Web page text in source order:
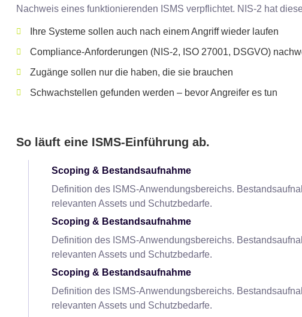
Nachweis eines funktionierenden ISMS verpflichtet. NIS-2 hat
Ihre Systeme sollen auch nach einem Angriff wieder laufen
Compliance-Anforderungen (NIS-2, ISO 27001, DSGVO)
Zugänge sollen nur die haben, die sie brauchen
Schwachstellen gefunden werden – bevor Angreifer es tun
So läuft eine ISMS-Einführung ab.
Scoping & Bestandsaufnahme
Definition des ISMS-Anwendungsbereichs.
relevanten Assets und Schutzbedarfe.
Scoping & Bestandsaufnahme
Definition des ISMS-Anwendungsbereichs.
relevanten Assets und Schutzbedarfe.
Scoping & Bestandsaufnahme
Definition des ISMS-Anwendungsbereichs.
relevanten Assets und Schutzbedarfe.